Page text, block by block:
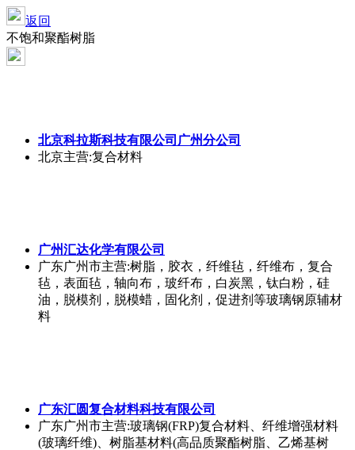
返回
不饱和聚酯树脂
北京科拉斯科技有限公司广州分公司
北京主营:复合材料
广州汇达化学有限公司
广东广州市主营:树脂，胶衣，纤维毡，纤维布，复合
毡，表面毡，轴向布，玻纤布，白炭黑，钛白粉，硅
油，脱模剂，脱模蜡，固化剂，促进剂等玻璃钢原辅材
料
广东汇圆复合材料科技有限公司
广东广州市主营:玻璃钢(FRP)复合材料、纤维增强材料
(玻璃纤维)、树脂基材料(高品质聚酯树脂、乙烯基树